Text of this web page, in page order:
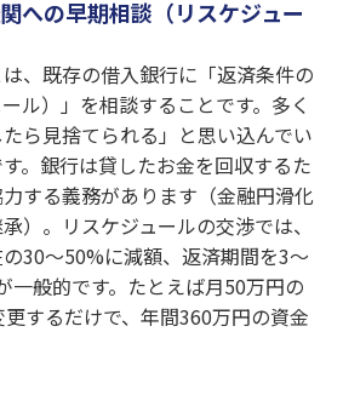
への早期相談（リスケジュー
、既存の借入銀行に「返済条件の
ル）」を相談することです。多く
ら見捨てられる」と思い込んでい
。銀行は貸したお金を回収するた
する義務があります（金融円滑化
）。リスケジュールの交渉では、
30〜50%に減額、返済期間を3〜
一般的です。たとえば月50万円の
するだけで、年間360万円の資金